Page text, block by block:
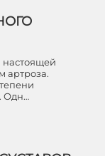
настоящей
артроза.
Одн…